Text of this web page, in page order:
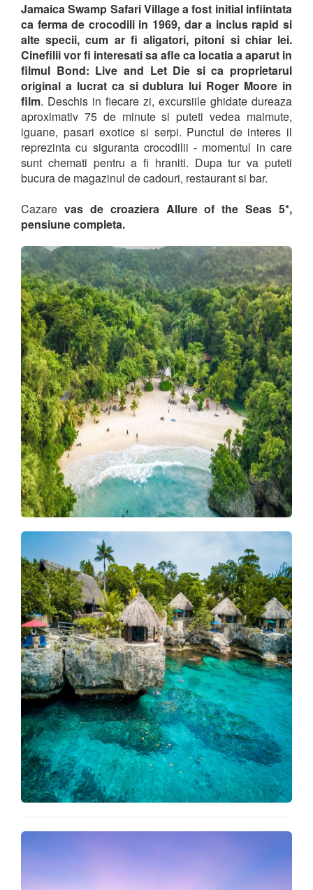
Jamaica Swamp Safari Village a fost initial infiintata
ca ferma de crocodili in 1969, dar a inclus rapid si
alte specii, cum ar fi aligatori, pitoni si chiar lei.
Cinefilii vor fi interesati sa afle ca locatia a aparut in
filmul Bond: Live and Let Die si ca proprietarul
original a lucrat ca si dublura lui Roger Moore in
film. Deschis in fiecare zi, excursiile ghidate dureaza
aproximativ 75 de minute si puteti vedea maimute,
iguane, pasari exotice si serpi. Punctul de interes il
reprezinta cu siguranta crocodilii - momentul in care
sunt chemati pentru a fi hraniti. Dupa tur va puteti
bucura de magazinul de cadouri, restaurant si bar.
Cazare vas de croaziera Allure of the Seas 5*,
pensiune completa.